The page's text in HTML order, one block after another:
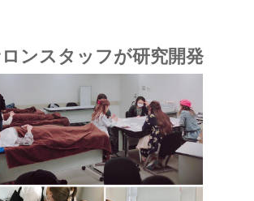
ンスタッフが研究開発